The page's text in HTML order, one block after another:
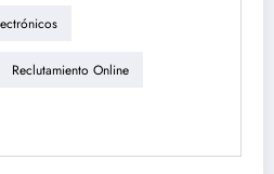
Reclutamiento Online